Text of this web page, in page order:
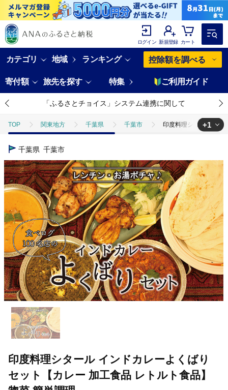
ログイン 新規登録 カート
カテゴリ 地域 ランキング 控除額を調べる
寄付額 旅先を探す 特集 ご利用ガイド
「ふるさとチョイス」システム連携に関して
TOP 関東地方 千葉県 千葉市 印度料理シタール イン
TOP
+1
千葉県 千葉市
印度料理シタール インドカレーよくばり
セット【カレー 加工食品 レトルト食品】